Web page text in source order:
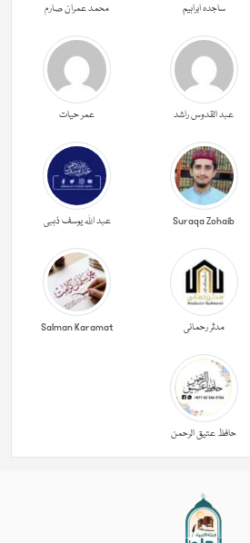
ساجدہ ابراہیم محمد عمران صارم
عبد القدوس راشد عمر حیات
Suraqa Zohaib عبد اللہ یوسف ذہبی
مدثر رحمانی Salman Karamat
حافظ عتیق الرحمن